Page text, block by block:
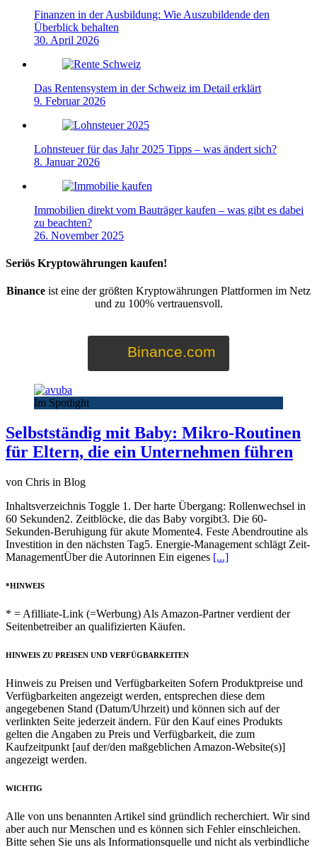
Finanzen in der Ausbildung: Wie Auszubildende den
Überblick behalten
30. April 2026
Das Rentensystem in der Schweiz im Detail erklärt
9. Februar 2026
Lohnsteuer für das Jahr 2025 Tipps – was ändert sich?
8. Januar 2026
Immobilien direkt vom Bauträger kaufen – was gibt es dabei
zu beachten?
26. November 2025
Seriös Kryptowährungen kaufen!
Binance ist eine der größten Kryptowährungen Plattformen im Netz
und zu 100% vertrauensvoll.
Binance.com
Im Spotlight
Selbstständig mit Baby: Mikro-Routinen
für Eltern, die ein Unternehmen führen
von Chris in Blog
Inhaltsverzeichnis Toggle 1. Der harte Übergang: Rollenwechsel in
60 Sekunden2. Zeitblöcke, die das Baby vorgibt3. Die 60-
Sekunden-Beruhigung für akute Momente4. Feste Abendroutine als
Investition in den nächsten Tag5. Energie-Management schlägt Zeit-
ManagementÜber die Autorinnen Ein eigenes [...]
*HINWEIS
* = Afilliate-Link (=Werbung) Als Amazon-Partner verdient der
Seitenbetreiber an qualifizierten Käufen.
HINWEIS ZU PREISEN UND VERFÜGBARKEITEN
Hinweis zu Preisen und Verfügbarkeiten Sofern Produktpreise und
Verfügbarkeiten angezeigt werden, entsprechen diese dem
angegebenen Stand (Datum/Uhrzeit) und können sich auf der
verlinkten Seite jederzeit ändern. Für den Kauf eines Produkts
gelten die Angaben zu Preis und Verfügbarkeit, die zum
Kaufzeitpunkt [auf der/den maßgeblichen Amazon-Website(s)]
angezeigt werden.
WICHTIG
Alle von uns benannten Artikel sind gründlich recherchiert. Wir sind
aber auch nur Menschen und es können sich Fehler einschleichen.
Bitte sehen Sie uns als Informationsquelle und nicht als verbindliche